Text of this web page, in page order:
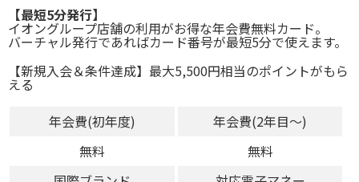
【最短5分発行】
イオングループ店舗の利用がお得な年会費無料カード。
バーチャル発行であればカード番号が最短5分で使えます。
【新規入会＆条件達成】最大5,500円相当のポイントがもら
える
年会費(初年度)
無料
年会費(2年目～)
無料